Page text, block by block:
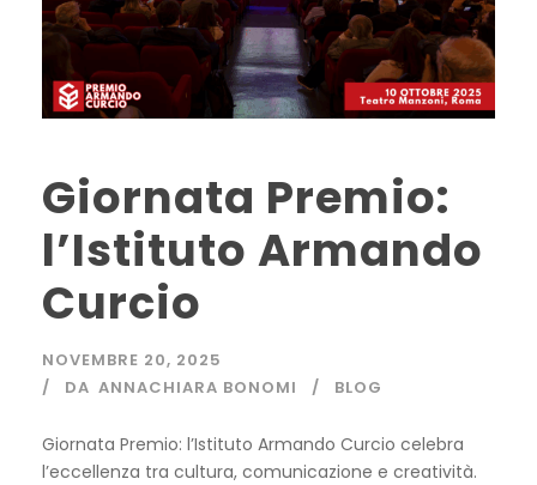
Giornata Premio:
l’Istituto Armando
Curcio
NOVEMBRE 20, 2025
DA ANNACHIARA BONOMI BLOG
Giornata Premio: l’Istituto Armando Curcio celebra
l’eccellenza tra cultura, comunicazione e creatività.